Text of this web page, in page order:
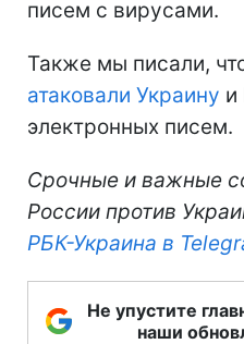
писем с вирусами.
Также мы писали,
атаковали Украину и
электронных писем.
Срочные и важные
России против
РБК-Украина в
Не упустите
наши